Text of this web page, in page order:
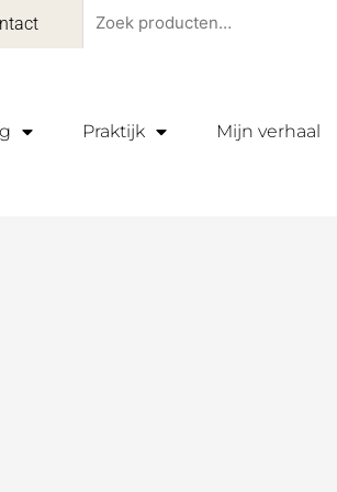
Zoeken
Praktijk Mijn verhaal